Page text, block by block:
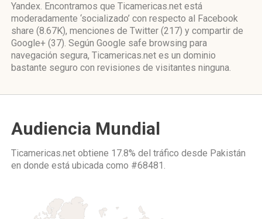
Yandex. Encontramos que Ticamericas.net está
moderadamente ‘socializado’ con respecto al Facebook
share (8.67K), menciones de Twitter (217) y compartir de
Google+ (37). Según Google safe browsing para
navegación segura, Ticamericas.net es un dominio
bastante seguro con revisiones de visitantes ninguna.
Audiencia Mundial
Ticamericas.net obtiene 17.8% del tráfico desde Pakistán
en donde está ubicada como #68481.